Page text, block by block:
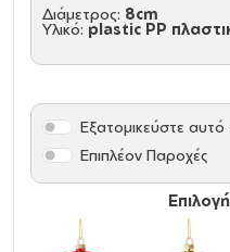
Διάμετρος: 8cm
Υλικό: plastic PP
Εξατομικεύστε
Επιπλέον Παροχές